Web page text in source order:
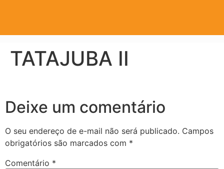
TATAJUBA II
Deixe um comentário
O seu endereço de e-mail não será publicado. Campos
obrigatórios são marcados com *
Comentário *